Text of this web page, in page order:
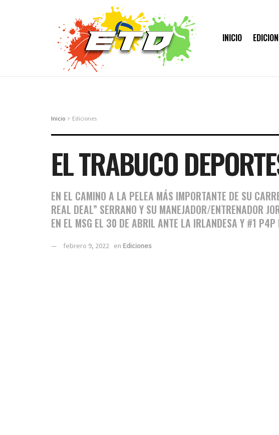
INICIO
Inicio Ediciones
EL TRABUCO
EN EL CAMINO A LA PELEA MÁS IMPORTANTE DE SU
REAL DEAL” SERRANO Y SU MANEJADOR/ENTRENADOR
EN EL MSG EL 30 DE ABRIL ANTE LA IRLANDESA Y #1 P4P
febrero 9, 2022 en Ediciones